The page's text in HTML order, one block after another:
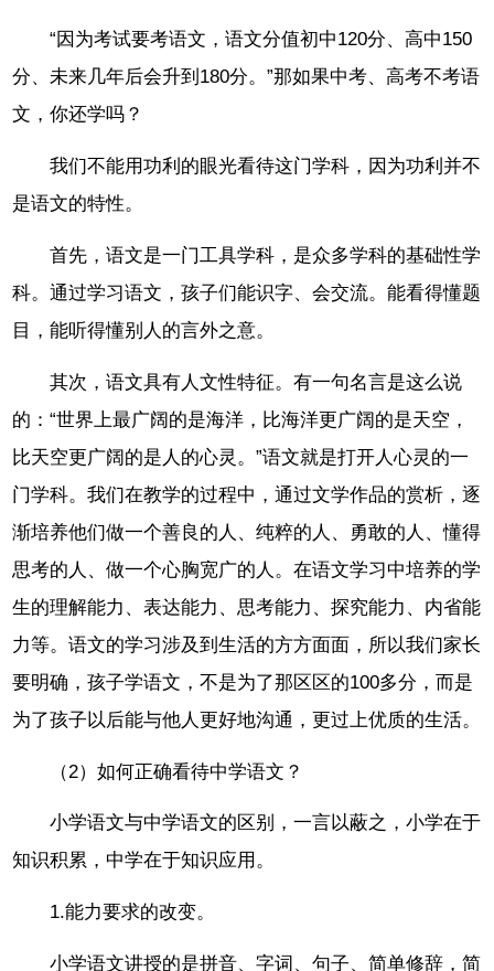
“因为考试要考语文，语文分值初中120分、高中150
分、未来几年后会升到180分。”那如果中考、高考不考语
文，你还学吗？
我们不能用功利的眼光看待这门学科，因为功利并不
是语文的特性。
首先，语文是一门工具学科，是众多学科的基础性学
科。通过学习语文，孩子们能识字、会交流。能看得懂题
目，能听得懂别人的言外之意。
其次，语文具有人文性特征。有一句名言是这么说
的：“世界上最广阔的是海洋，比海洋更广阔的是天空，
比天空更广阔的是人的心灵。”语文就是打开人心灵的一
门学科。我们在教学的过程中，通过文学作品的赏析，逐
渐培养他们做一个善良的人、纯粹的人、勇敢的人、懂得
思考的人、做一个心胸宽广的人。在语文学习中培养的学
生的理解能力、表达能力、思考能力、探究能力、内省能
力等。语文的学习涉及到生活的方方面面，所以我们家长
要明确，孩子学语文，不是为了那区区的100多分，而是
为了孩子以后能与他人更好地沟通，更过上优质的生活。
（2）如何正确看待中学语文？
小学语文与中学语文的区别，一言以蔽之，小学在于
知识积累，中学在于知识应用。
1.能力要求的改变。
小学语文讲授的是拼音、字词、句子、简单修辞，简